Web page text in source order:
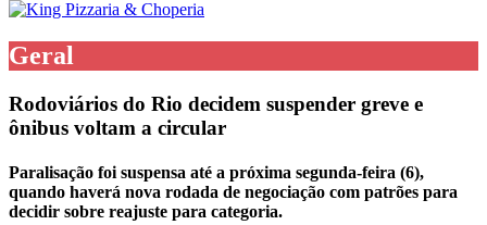
Geral
Rodoviários do Rio decidem suspender greve e
ônibus voltam a circular
Paralisação foi suspensa até a próxima segunda-feira (6),
quando haverá nova rodada de negociação com patrões para
decidir sobre reajuste para categoria.